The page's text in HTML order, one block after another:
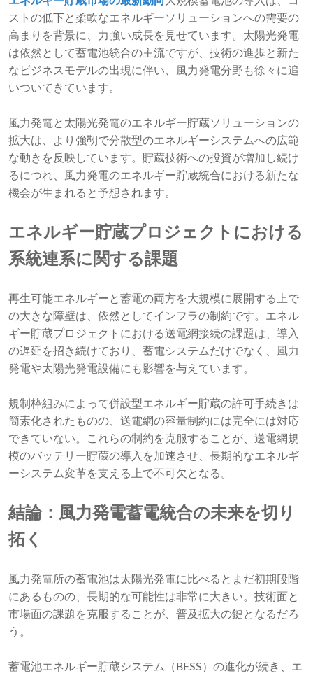
ストの低下と柔軟なエネルギーソリューションへの需要の
高まりを背景に、力強い成長を見せています。太陽光発電
は依然として蓄電池統合の主流ですが、技術の進歩と新た
なビジネスモデルの出現に伴い、風力発電分野も徐々に追
いついてきています。
風力発電と太陽光発電のエネルギー貯蔵ソリューションの
拡大は、より強靭で分散型のエネルギーシステムへの広範
な動きを反映しています。貯蔵技術への投資が増加し続け
るにつれ、風力発電のエネルギー貯蔵統合における新たな
機会が生まれると予想されます。
エネルギー貯蔵プロジェクトにおける
系統連系に関する課題
再生可能エネルギーと蓄電の両方を大規模に展開する上で
の大きな障壁は、依然としてインフラの制約です。エネル
ギー貯蔵プロジェクトにおける送電網接続の課題は、導入
の遅延を招き続けており、蓄電システムだけでなく、風力
発電や太陽光発電設備にも影響を与えています。
規制枠組みによって併設型エネルギー貯蔵の許可手続きは
簡素化されたものの、送電網の容量制約には完全には対応
できていない。これらの制約を克服することが、送電網規
模のバッテリー貯蔵の導入を加速させ、長期的なエネルギ
ーシステム変革を支える上で不可欠となる。
結論：風力発電蓄電統合の未来を切り
拓く
風力発電所の蓄電池は太陽光発電に比べるとまだ初期段階
にあるものの、長期的な可能性は非常に大きい。技術面と
市場面の課題を克服することが、普及拡大の鍵となるだろ
う。
蓄電池エネルギー貯蔵システム（BESS）の進化が続き、エ